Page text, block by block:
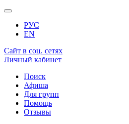
РУС
EN
Сайт в соц. сетях
Личный кабинет
Поиск
Афиша
Для групп
Помощь
Отзывы